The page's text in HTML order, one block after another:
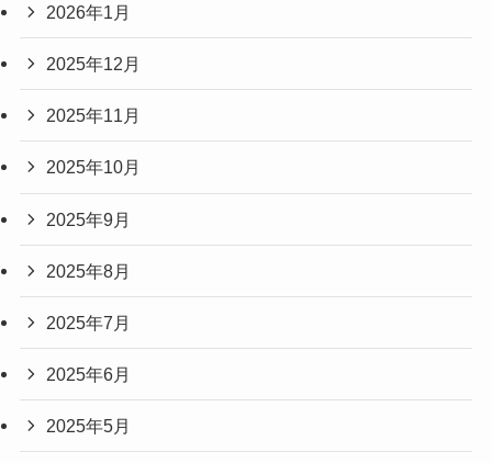
2026年1月
2025年12月
2025年11月
2025年10月
2025年9月
2025年8月
2025年7月
2025年6月
2025年5月